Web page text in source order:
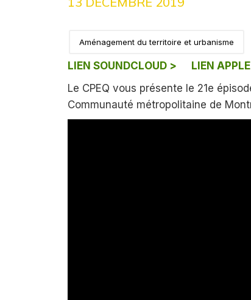
Aménagement du territoire et urbanisme
LIEN SOUNDCLOUD >
LIEN
Le CPEQ vous présente le 21e
Communauté métropolitaine de